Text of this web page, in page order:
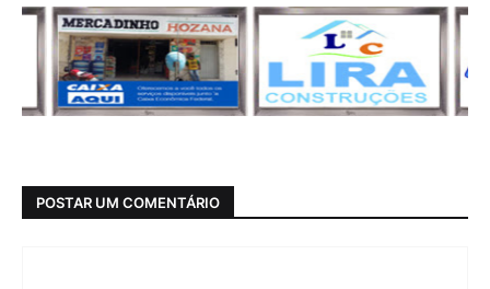
POSTAR UM COMENTÁRIO